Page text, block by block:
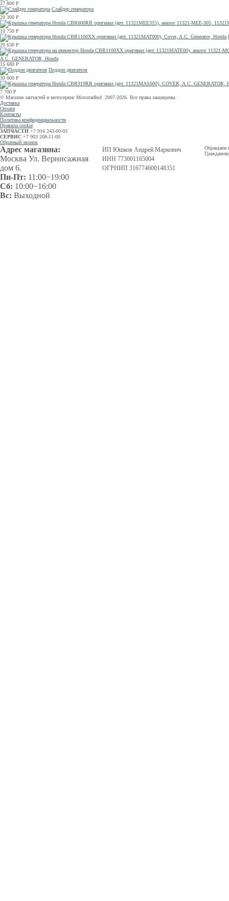
27 800 Р
Слайдер генератора
20 300 Р
10 750 Р
20 630 Р
A.C. GENERATOR, Honda
15 680 Р
Поддон двигателя
30 000 Р
7 700 Р
© Магазин запчастей и мотосервис Motorradhof. 2007-2026. Все права защищены.
Доставка
Оплата
Контакты
Политика конфиденциальности
Правила cookie
ЗАПЧАСТИ +7 916 243-00-03
СЕРВИС +7 903 208-11-00
Обратный звонок
Адрес магазина:
Москва Ул. Вернисажная
дом 6.
Пн-Пт: 11:00−19:00
Сб: 10:00−16:00
Вс: Выходной
ИП Юшков Андрей Маркович
ИНН 773001165004
ОГРНИП 316774600148351
Обращаем